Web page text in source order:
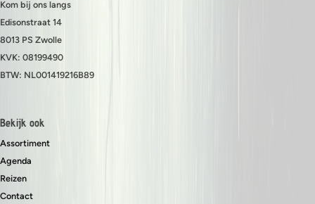
Kom bij ons langs
Edisonstraat 14
8013 PS Zwolle
KVK: 08199490
BTW: NL001419216B89
Bekijk ook
Assortiment
Agenda
Reizen
Contact